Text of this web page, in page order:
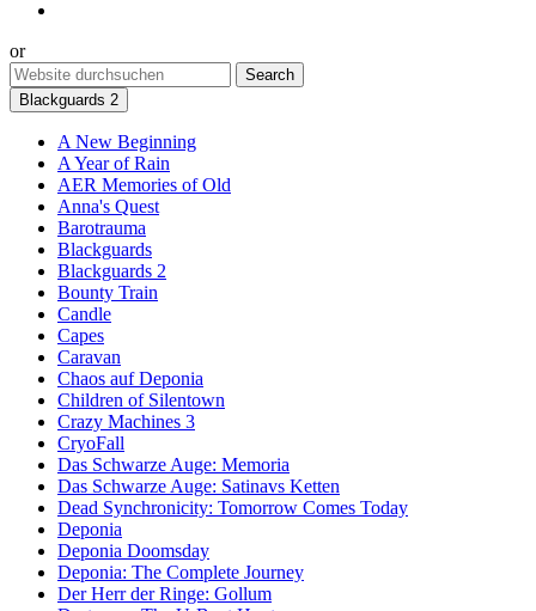
or
Blackguards 2
A New Beginning
A Year of Rain
AER Memories of Old
Anna's Quest
Barotrauma
Blackguards
Blackguards 2
Bounty Train
Candle
Capes
Caravan
Chaos auf Deponia
Children of Silentown
Crazy Machines 3
CryoFall
Das Schwarze Auge: Memoria
Das Schwarze Auge: Satinavs Ketten
Dead Synchronicity: Tomorrow Comes Today
Deponia
Deponia Doomsday
Deponia: The Complete Journey
Der Herr der Ringe: Gollum